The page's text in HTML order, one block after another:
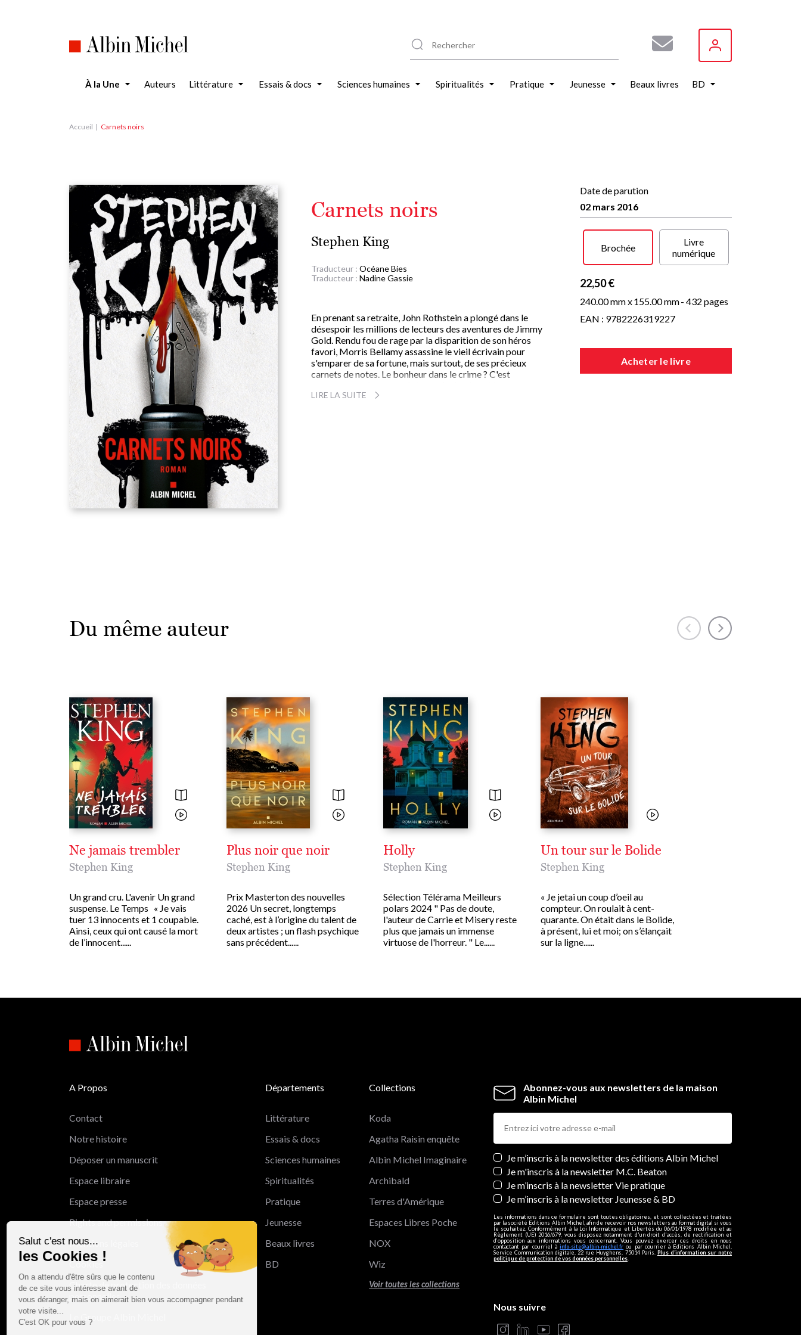
Salut c'est nous...
les Cookies !
On a attendu d'être sûrs que le contenu
de ce site vous intéresse avant de
vous déranger, mais on aimerait bien vous accompagner pendant
votre visite...
C'est OK pour vous ?
À la Une Auteurs Littérature Essais & docs Sciences humaines Spiritualités Pratique Jeunesse Beaux livres BD
Accueil Carnets noirs
Carnets noirs
Stephen King
Traducteur : Océane Bies
Traducteur : Nadine Gassie
En prenant sa retraite, John Rothstein a plongé dans le
désespoir les millions de lecteurs des aventures de Jimmy
Gold. Rendu fou de rage par la disparition de son héros
favori, Morris Bellamy assassine le vieil écrivain pour
s'emparer de sa fortune, mais surtout, de ses précieux
carnets de notes. Le bonheur dans le crime ? C'est
perspicacité du détective Bill Hodges.
LIRE LA SUITE
Date de parution
02 mars 2016
Brochée
Livre
numérique
22,50 €
240.00 mm x155.00 mm- 432 pages
EAN : 9782226319227
Acheter le livre
Du même auteur
Ne jamais trembler
Stephen King
Un grand cru. L'avenir Un grand
suspense. Le Temps « Je vais
tuer 13 innocents et 1 coupable.
Ainsi, ceux qui ont causé la mort
de l’innocent......
Plus noir que noir
Stephen King
Prix Masterton des nouvelles
2026 Un secret, longtemps
caché, est à l’origine du talent de
deux artistes ; un flash psychique
sans précédent......
Holly
Stephen King
Sélection Télérama Meilleurs
polars 2024 " Pas de doute,
l'auteur de Carrie et Misery reste
plus que jamais un immense
virtuose de l'horreur. " Le......
Un tour sur le Bolide
Stephen King
« Je jetai un coup d’oeil au
compteur. On roulait à cent-
quarante. On était dans le Bolide,
à présent, lui et moi; on s’élançait
sur la ligne......
Abonnez-vous aux newsletters de la maison
Albin Michel
Newsletters
Je m’inscris à la newsletter des éditions Albin Michel
Je m'inscris à la newsletter M.C. Beaton
Je m’inscris à la newsletter Vie pratique
Je m’inscris à la newsletter Jeunesse & BD
Les informations dans ce formulaire sont toutes obligatoires, et sont collectées et traitées
par la société Editions Albin Michel, afin de recevoir nos newsletters au format digital si vous
le souhaitez. Conformément à la Loi Informatique et Libertés du 06/01/1978 modifiée et au
Règlement (UE) 2016/679, vous disposez notamment d'un droit d'accès, de rectification et
d’opposition aux informations vous concernant. Vous pouvez exercer ces droits en nous
contactant par courriel àinfo-site@albin-michel.fr ou par courrier à Editions Albin Michel,
Service Communication digitale, 22 rue Huyghens, 75014 Paris. Plus d’information sur notre
politique de protection de vos données personnelles
A Propos
Contact
Notre histoire
Déposer un manuscrit
Espace libraire
Espace presse
Rights and permissions
Mentions légales
Cookies
Charte de protection des données
personnelles
Le Groupe Albin Michel
Départements
Littérature
Essais & docs
Sciences humaines
Spiritualités
Pratique
Jeunesse
Beaux livres
BD
Collections
Koda
Agatha Raisin enquête
Albin Michel Imaginaire
Archibald
Terres d'Amérique
Espaces Libres Poche
NOX
Wiz
Voir toutes les collections
Nous suivre